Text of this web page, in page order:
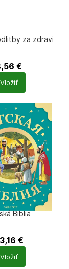
za zdravi
€
Vložiť
Biblia
€
Vložiť